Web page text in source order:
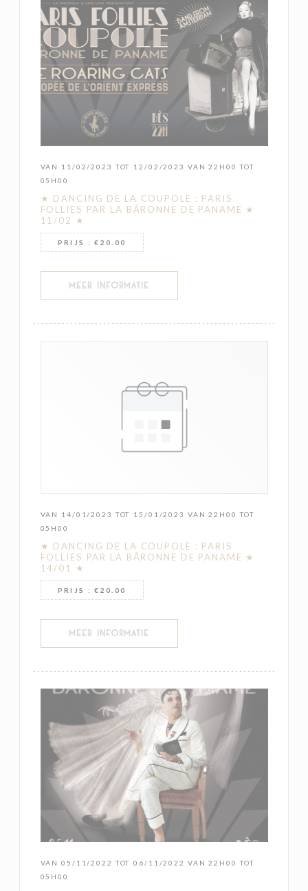
VAN 11/02/2023 TOT 12/02/2023 VAN 22H00 TOT
05H00
★ DANCING DE LA COUPOLE : PARIS
FOLLIES PAR LA BÂRONNE DE PANAME ★
11/02 ★
PRIJS : €20.00
MEER INFORMATIE
VAN 14/01/2023 TOT 15/01/2023 VAN 22H00 TOT
05H00
★ DANCING DE LA COUPOLE : PARIS
FOLLIES PAR LA BÂRONNE DE PANAME ★
14/01 ★
PRIJS : €20.00
MEER INFORMATIE
VAN 05/11/2022 TOT 06/11/2022 VAN 22H00 TOT
05H00